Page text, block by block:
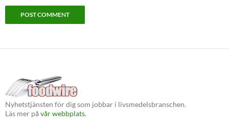
Nyhetstjänsten för dig som jobbar i livsmedelsbranschen.
Läs mer påvår webbplats.